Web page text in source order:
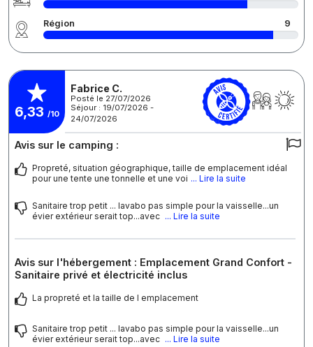
Région 9
6,33 /10
Fabrice C.
Posté le 27/07/2026
Séjour : 19/07/2026 -
24/07/2026
Avis sur le camping :
Propreté, situation géographique, taille de emplacement idéal
pour une tente une tonnelle et une voi ... Lire la suite
Sanitaire trop petit ... lavabo pas simple pour la vaisselle...un
évier extérieur serait top...avec ... Lire la suite
Avis sur l'hébergement : Emplacement Grand Confort -
Sanitaire privé et électricité inclus
La propreté et la taille de l emplacement
Sanitaire trop petit ... lavabo pas simple pour la vaisselle...un
évier extérieur serait top...avec ... Lire la suite